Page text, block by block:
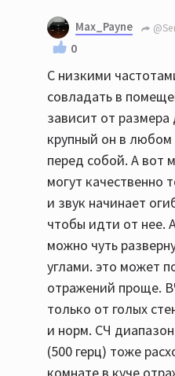
Max_Payne
0
С низкими
совладать в
зависит от
крупный он в любом
перед собой. А вот
могут качественно
и звук начинает
чтобы идти от нее.
можно чуть
углами. это может
отражений проще.
только от голых
и норм. СЧ
(500 герц) тоже